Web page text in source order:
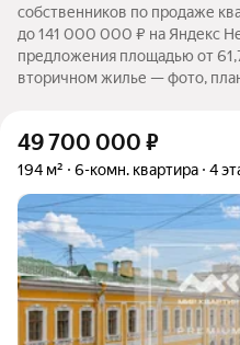
собственников по продаже
до 141 000 000 ₽ на Яндекс
предложения площадью от
вторичном жилье — фото,
49 700 000 ₽
194 м² 6-комн. квартира 4